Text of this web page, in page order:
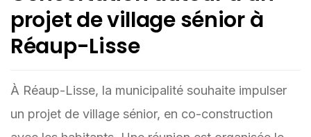
projet de village sénior à
Réaup-Lisse
À Réaup-Lisse, la municipalité souhaite impulser
un projet de village sénior, en co-construction